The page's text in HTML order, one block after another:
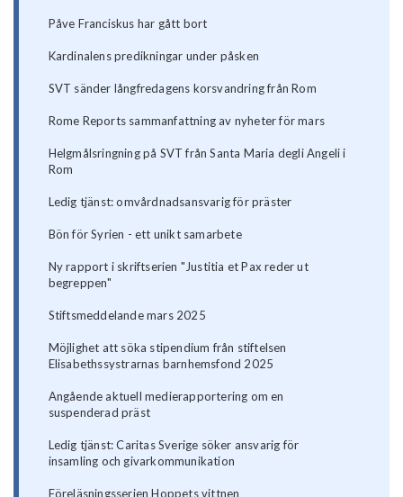
Påve Franciskus har gått bort
Kardinalens predikningar under påsken
SVT sänder långfredagens korsvandring från Rom
Rome Reports sammanfattning av nyheter för mars
Helgmålsringning på SVT från Santa Maria degli Angeli i
Rom
Ledig tjänst: omvårdnadsansvarig för präster
Bön för Syrien - ett unikt samarbete
Ny rapport i skriftserien "Justitia et Pax reder ut
begreppen"
Stiftsmeddelande mars 2025
Möjlighet att söka stipendium från stiftelsen
Elisabethssystrarnas barnhemsfond 2025
Angående aktuell medierapportering om en
suspenderad präst
Ledig tjänst: Caritas Sverige söker ansvarig för
insamling och givarkommunikation
Föreläsningsserien Hoppets vittnen